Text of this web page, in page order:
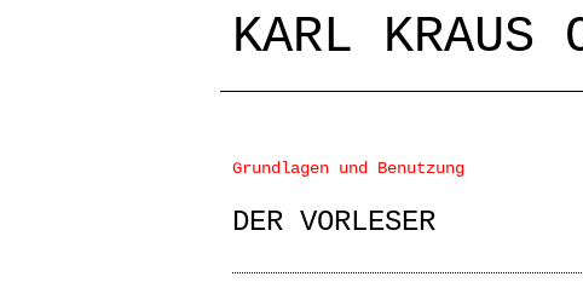
KARL KRAUS
Grundlagen und Benutzung
DER VORLESER